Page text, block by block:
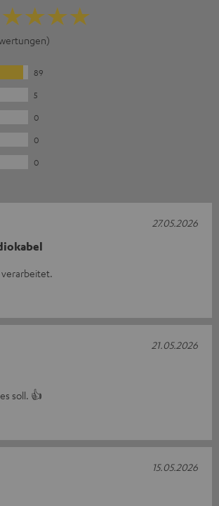
89
5
0
0
0
verarbeitet.
27.05.2026
soll. 👍
21.05.2026
15.05.2026